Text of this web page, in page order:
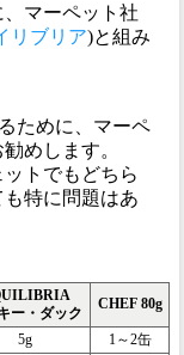
マーペット社
リブリア)と組み
ために、マーペ
めします。
トでもどちら
特に問題はあ
ー・ダック
CHEF 80g
5g
1～2缶